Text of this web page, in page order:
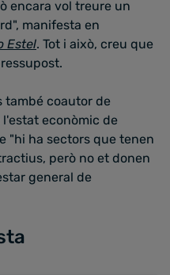
encara vol treure un
manifesta en
Estel. Tot i això, creu que
també coautor de
econòmic de
"hi ha sectors que tenen
però no et donen
general de